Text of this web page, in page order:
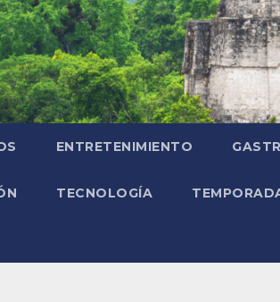
ENTRETENIMIENTO
TECNOLOGÍA